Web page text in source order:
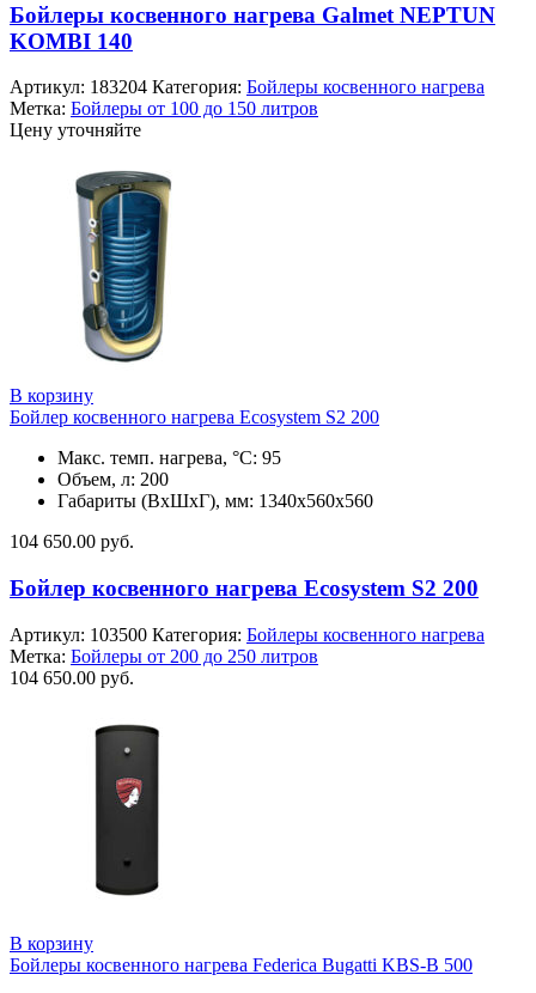
Бойлеры косвенного нагрева Galmet NEPTUN
KOMBI 140
Артикул: 183204 Категория: Бойлеры косвенного нагрева
Метка: Бойлеры от 100 до 150 литров
Цену уточняйте
В корзину
Бойлер косвенного нагрева Ecosystem S2 200
Макс. темп. нагрева, °С: 95
Объем, л: 200
Габариты (ВхШхГ), мм: 1340x560х560
104 650.00 руб.
Бойлер косвенного нагрева Ecosystem S2 200
Артикул: 103500 Категория: Бойлеры косвенного нагрева
Метка: Бойлеры от 200 до 250 литров
104 650.00 руб.
В корзину
Бойлеры косвенного нагрева Federica Bugatti KBS-B 500